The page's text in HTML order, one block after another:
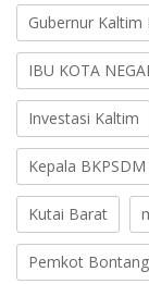
Gubernur Kaltim
IBU KOTA
Investasi Kaltim
Kepala
Kutai Barat
Pemkot Bontang